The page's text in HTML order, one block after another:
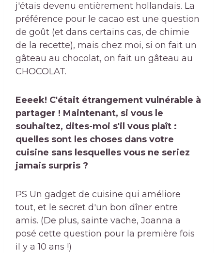
j'étais devenu entièrement hollandais. La
préférence pour le cacao est une question
de goût (et dans certains cas, de chimie
de la recette), mais chez moi, si on fait un
gâteau au chocolat, on fait un gâteau au
CHOCOLAT.
Eeeek! C'était étrangement vulnérable à
partager ! Maintenant, si vous le
souhaitez, dites-moi s'il vous plaît :
quelles sont les choses dans votre
cuisine sans lesquelles vous ne seriez
jamais surpris ?
PS Un gadget de cuisine qui améliore
tout, et le secret d'un bon dîner entre
amis. (De plus, sainte vache, Joanna a
posé cette question pour la première fois
il y a 10 ans !)